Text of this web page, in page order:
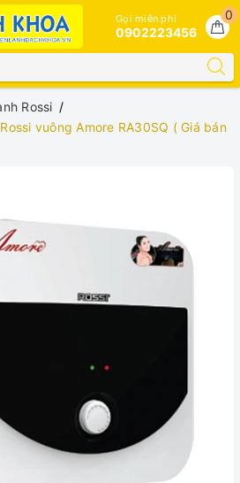
0
Gọi miễn phí
0902223456
Rossi
vuông Amore RA30SQ ( Giá bán